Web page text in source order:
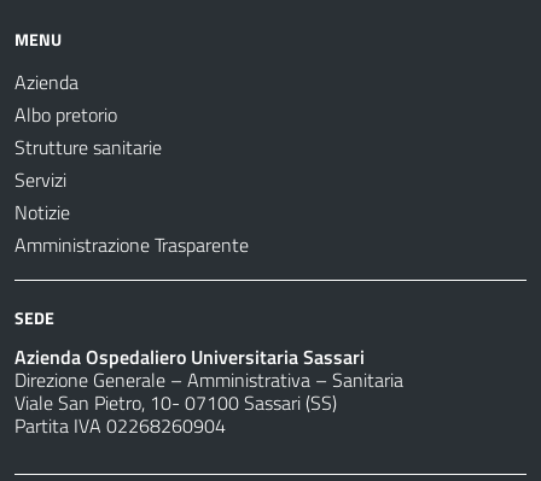
MENU
Azienda
Albo pretorio
Strutture sanitarie
Servizi
Notizie
Amministrazione Trasparente
SEDE
Azienda Ospedaliero Universitaria Sassari
Direzione Generale – Amministrativa – Sanitaria
Viale San Pietro, 10- 07100 Sassari (SS)
Partita IVA 02268260904